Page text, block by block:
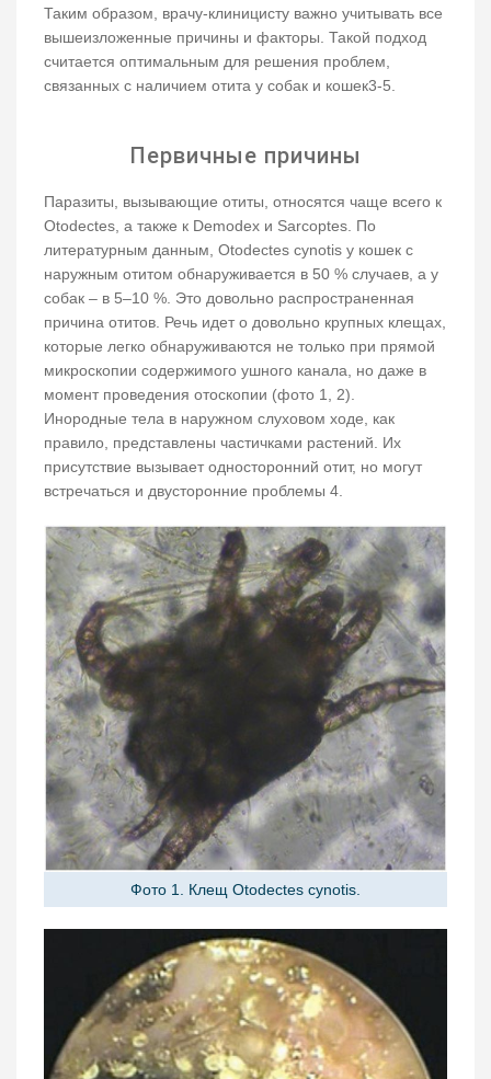
Таким образом, врачу-клиницисту важно учитывать все
вышеизложенные причины и факторы. Такой подход
считается оптимальным для решения проблем,
связанных с наличием отита у собак и кошек3-5.
Первичные причины
Паразиты, вызывающие отиты, относятся чаще всего к
Otodectes, а также к Demodex и Sarcoptes. По
литературным данным, Otodectes cynotis у кошек с
наружным отитом обнаруживается в 50 % случаев, а у
собак – в 5–10 %. Это довольно распространенная
причина отитов. Речь идет о довольно крупных клещах,
которые легко обнаруживаются не только при прямой
микроскопии содержимого ушного канала, но даже в
момент проведения отоскопии (фото 1, 2).
Инородные тела в наружном слуховом ходе, как
правило, представлены частичками растений. Их
присутствие вызывает односторонний отит, но могут
встречаться и двусторонние проблемы 4.
Фото 1. Клещ Otodectes cynotis.